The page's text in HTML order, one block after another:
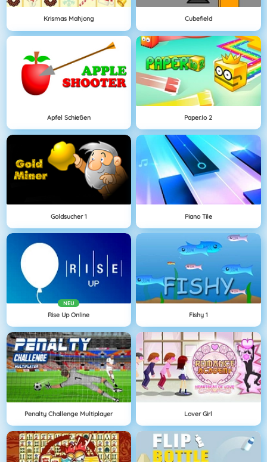
Krismas Mahjong Cubefield
Apfel Schießen Paper.io 2
Goldsucher 1 Piano Tile
NEU
Rise Up Online Fishy 1
Penalty Challenge Multiplayer Lover Girl